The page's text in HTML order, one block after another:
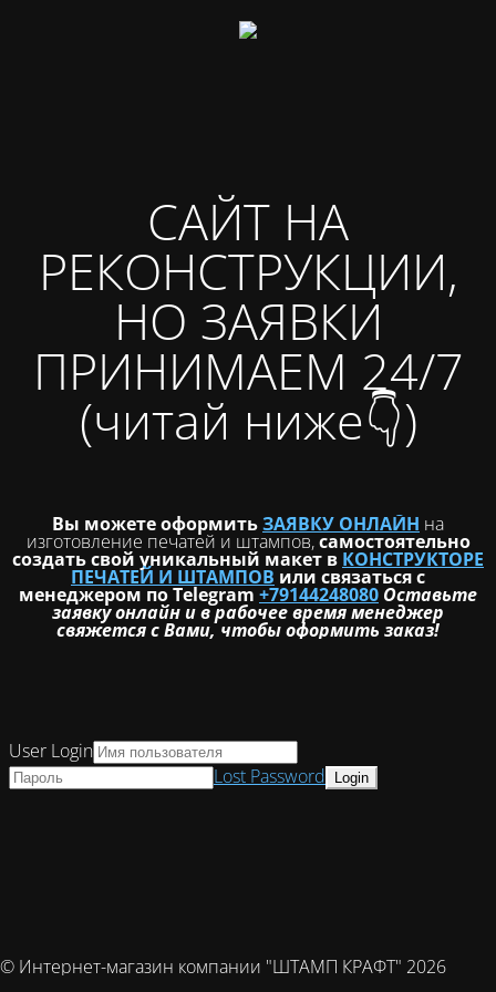
САЙТ НА
РЕКОНСТРУКЦИИ,
НО ЗАЯВКИ
ПРИНИМАЕМ 24/7
(читай ниже👇)
Вы можете оформитьЗАЯВКУ ОНЛАЙН на
изготовление печатей и штампов,самостоятельно
создать свой уникальный макет в КОНСТРУКТОРЕ
ПЕЧАТЕЙ И ШТАМПОВ или связаться с
менеджером по Telegram+79144248080 Оставьте
заявку онлайн и в рабочее время менеджер
свяжется с Вами, чтобы оформить заказ!
© Интернет-магазин компании "ШТАМП КРАФТ" 2026
User Login
Lost Password